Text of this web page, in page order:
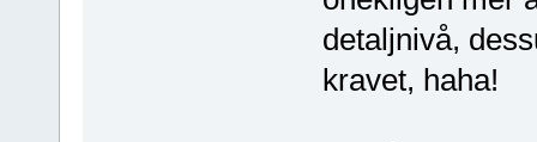
detaljnivå,
kravet, haha!